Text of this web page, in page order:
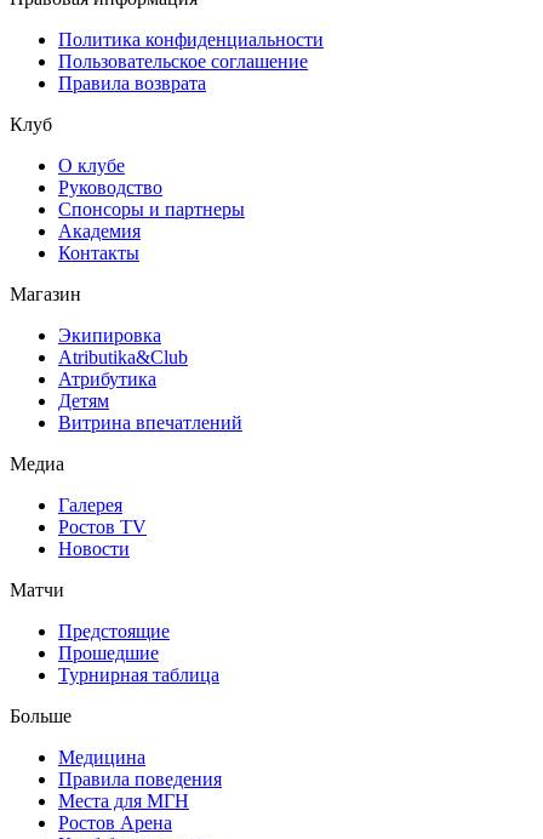
Политика конфиденциальности
Пользовательское соглашение
Правила возврата
Клуб
О клубе
Руководство
Спонсоры и партнеры
Академия
Контакты
Магазин
Экипировка
Atributika&Club
Атрибутика
Детям
Витрина впечатлений
Медиа
Галерея
Ростов TV
Новости
Матчи
Предстоящие
Прошедшие
Турнирная таблица
Больше
Медицина
Правила поведения
Места для МГН
Ростов Арена